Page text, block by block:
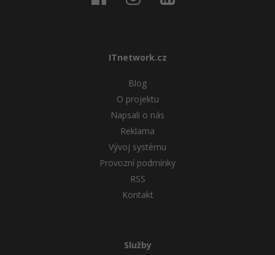
ITnetwork.cz
Blog
O projektu
Napsali o nás
Reklama
Vývoj systému
Provozní podmínky
RSS
Kontakt
Služby